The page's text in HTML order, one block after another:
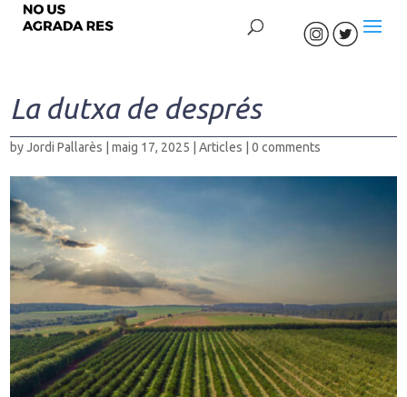
La dutxa de després
byJordi Pallarès |maig 17, 2025 |Articles |0 comments